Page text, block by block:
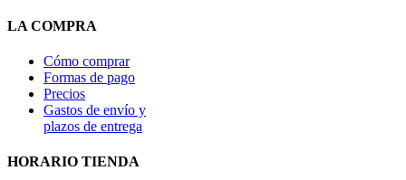
LA COMPRA
Cómo comprar
Formas de pago
Precios
Gastos de envío y
plazos de entrega
HORARIO TIENDA